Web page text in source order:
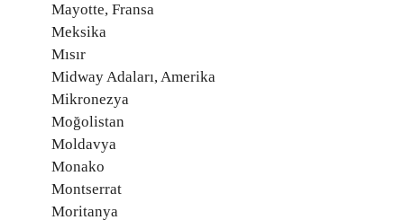
Mayotte, Fransa
Meksika
Mısır
Midway Adaları, Amerika
Mikronezya
Moğolistan
Moldavya
Monako
Montserrat
Moritanya